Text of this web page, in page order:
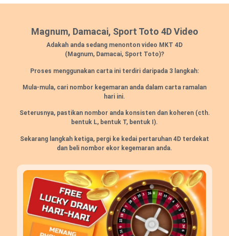
Magnum, Damacai, Sport Toto 4D Video
Adakah anda sedang menonton video MKT 4D
(Magnum, Damacai, Sport Toto)?
Proses menggunakan carta ini terdiri daripada 3 langkah:
Mula-mula, cari nombor kegemaran anda dalam carta ramalan
hari ini.
Seterusnya, pastikan nombor anda konsisten dan koheren (cth.
bentuk L, bentuk T, bentuk I).
Sekarang langkah ketiga, pergi ke kedai pertaruhan 4D terdekat
dan beli nombor ekor kegemaran anda.